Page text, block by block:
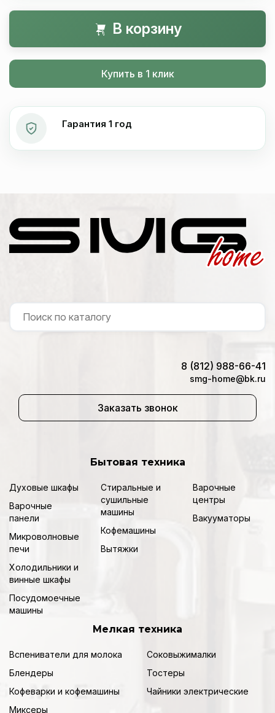
В корзину
Купить в 1 клик
Гарантия 1 год
8 (812) 988-66-41
smg-home@bk.ru
Заказать звонок
Бытовая техника
Духовые шкафы
Варочные
панели
Микроволновые
печи
Холодильники и
винные шкафы
Посудомоечные
машины
Стиральные и
сушильные
машины
Кофемашины
Вытяжки
Варочные
центры
Вакууматоры
Мелкая техника
Вспениватели для молока
Блендеры
Кофеварки и кофемашины
Миксеры
Соковыжималки
Тостеры
Чайники электрические